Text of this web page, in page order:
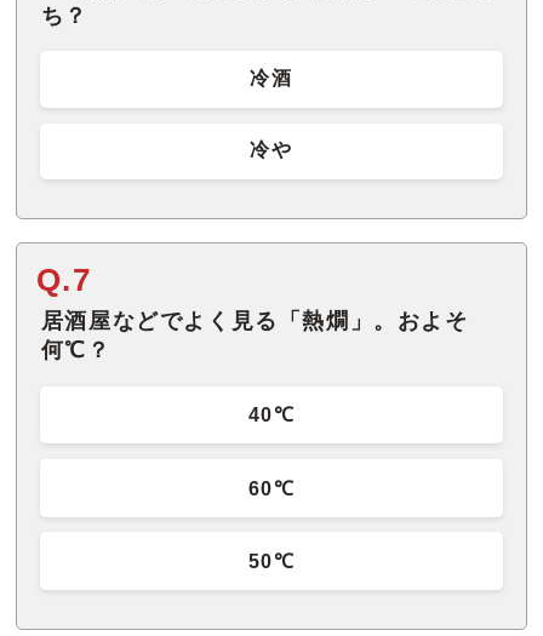
ち？
冷酒
冷や
Q.7
居酒屋などでよく見る「熱燗」。およそ
何℃？
40℃
60℃
50℃